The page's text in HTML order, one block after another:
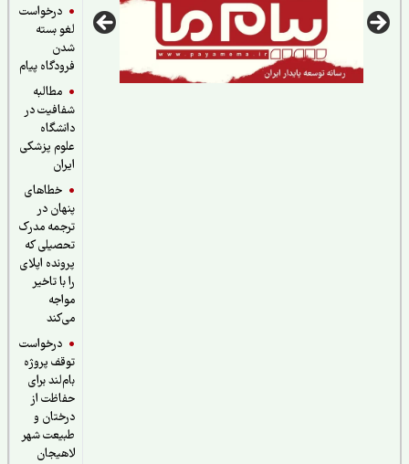
درخواست
لغو بسته
فرودگاه پیام
مطالبه
شفافیت در
دانشگاه
علوم پزشکی
خطاهای
پنهان در
ترجمه مدرک
تحصیلی که
پرونده اپلای
را با تاخیر
درخواست
توقف پروژه
بام‌لند برای
حفاظت از
درختان و
طبیعت شهر
لاهیجان